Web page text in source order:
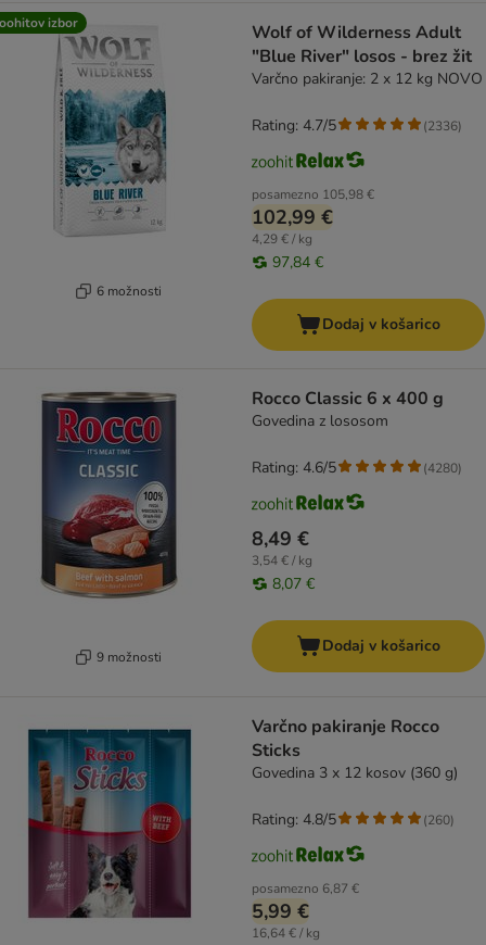
izbor
6 možnosti
Wolf of Wilderness Adult
"Blue River" losos - brez žit
Varčno pakiranje: 2 x 12 kg NOVO
posamezno 105,98 €
102,99 €
4,29 € / kg
97,84 €
Rating: 4.7/5 (2336)
Dodaj v košarico
9 možnosti
Rocco Classic 6 x 400 g
Govedina z lososom
8,49 €
3,54 € / kg
8,07 €
Rating: 4.6/5 (4280)
Dodaj v košarico
Varčno pakiranje Rocco
Sticks
Govedina 3 x 12 kosov (360 g)
posamezno 6,87 €
5,99 €
16,64 € / kg
Rating: 4.8/5 (260)